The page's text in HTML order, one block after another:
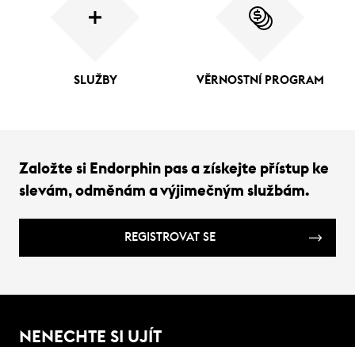
SLUŽBY VĚRNOSTNÍ PROGRAM
Založte si Endorphin pas a získejte přístup ke
slevám, odměnám a výjimečným službám.
REGISTROVAT SE
NENECHTE SI UJÍT